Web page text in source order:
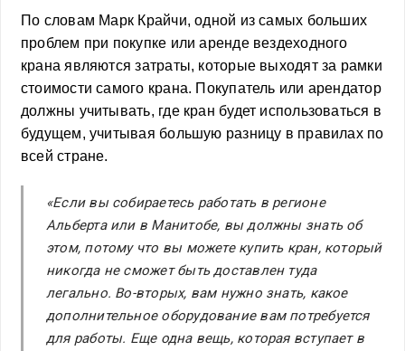
По словам Марк Крайчи, одной из самых больших
проблем при покупке или аренде вездеходного
крана являются затраты, которые выходят за рамки
стоимости самого крана. Покупатель или арендатор
должны учитывать, где кран будет использоваться в
будущем, учитывая большую разницу в правилах по
всей стране.
«Если вы собираетесь работать в регионе
Альберта или в Манитобе, вы должны знать об
этом, потому что вы можете купить кран, который
никогда не сможет быть доставлен туда
легально. Во-вторых, вам нужно знать, какое
дополнительное оборудование вам потребуется
для работы. Еще одна вещь, которая вступает в